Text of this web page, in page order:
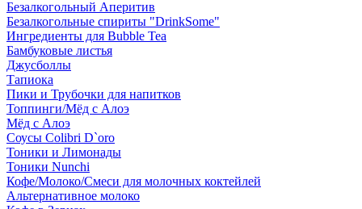
Безалкогольный Аперитив
Безалкогольные спириты "DrinkSome"
Ингредиенты для Bubble Tea
Бамбуковые листья
Джусболлы
Тапиока
Пики и Трубочки для напитков
Топпинги/Мёд с Алоэ
Мёд с Алоэ
Соусы Colibri D`oro
Тоники и Лимонады
Тоники Nunchi
Кофе/Молоко/Смеси для молочных коктейлей
Альтернативное молоко